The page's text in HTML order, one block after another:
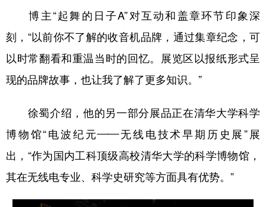
博主“起舞的日子A”对互动和盖章环节印象深
刻，“以前你不了解的收音机品牌，通过集章纪念，可
以时常翻看和重温当时的回忆。展览区以报纸形式呈
现的品牌故事，也让我了解了更多知识。”
徐蜀介绍，他的另一部分展品正在清华大学科学
博物馆“电波纪元——无线电技术早期历史展”展
出，“作为国内工科顶级高校清华大学的科学博物馆，
其在无线电专业、科学史研究等方面具有优势。”